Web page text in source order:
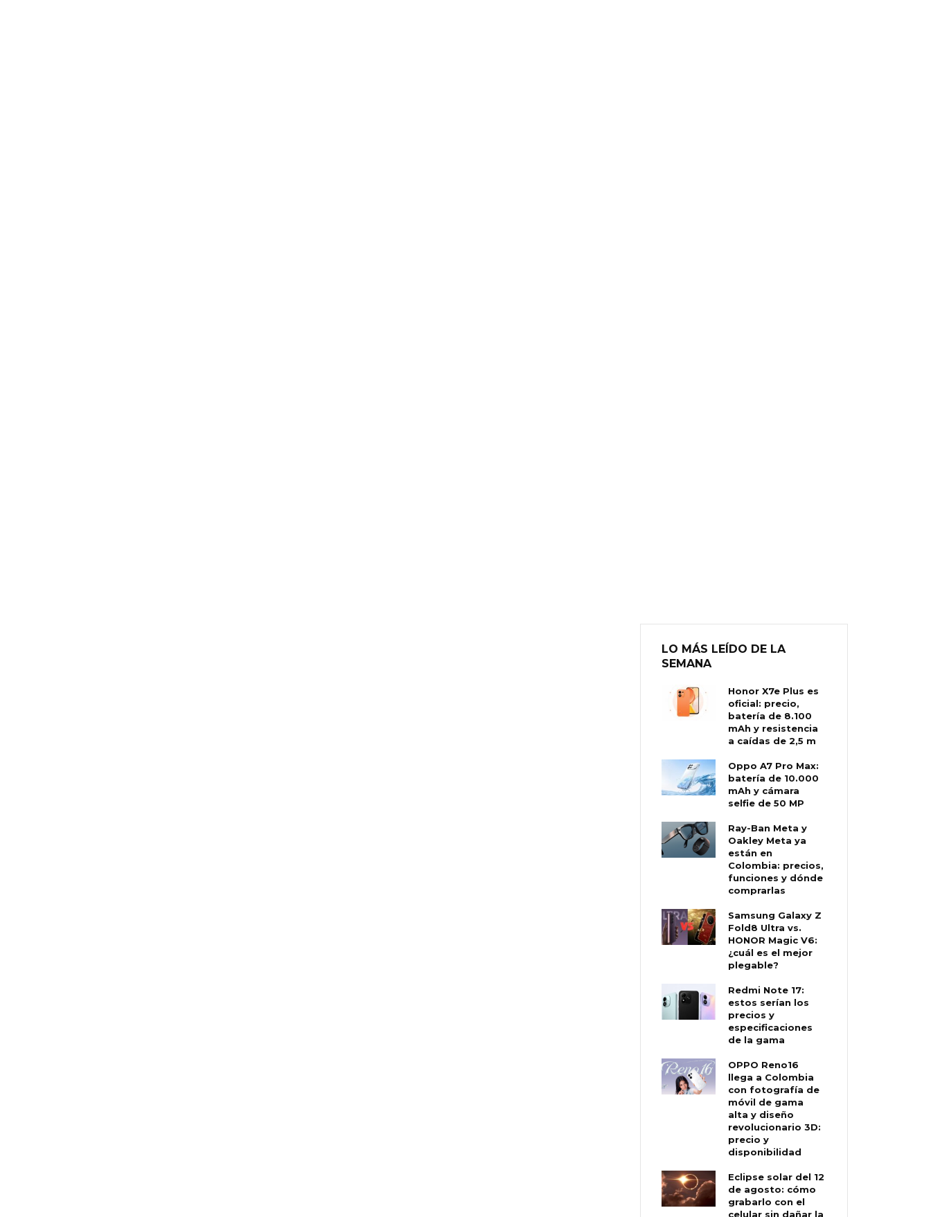
LO MÁS LEÍDO DE LA
SEMANA
Honor X7e Plus es
oficial: precio,
batería de 8.100
mAh y resistencia
a caídas de 2,5 m
Oppo A7 Pro Max:
batería de 10.000
mAh y cámara
selfie de 50 MP
Ray-Ban Meta y
Oakley Meta ya
están en
Colombia: precios,
funciones y dónde
comprarlas
Samsung Galaxy Z
Fold8 Ultra vs.
HONOR Magic V6:
¿cuál es el mejor
plegable?
Redmi Note 17:
estos serían los
precios y
especificaciones
de la gama
OPPO Reno16
llega a Colombia
con fotografía de
móvil de gama
alta y diseño
revolucionario 3D:
precio y
disponibilidad
Eclipse solar del 12
de agosto: cómo
grabarlo con el
celular sin dañar la